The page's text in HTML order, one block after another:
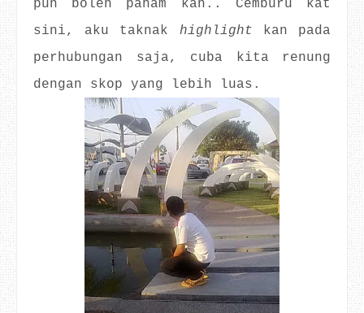
pun boleh paham kan.. Cemburu kat
sini, aku taknak highlight kan pada
perhubungan saja, cuba kita renung
dengan skop yang lebih luas.